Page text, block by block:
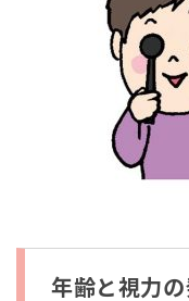
切
年齢と視力